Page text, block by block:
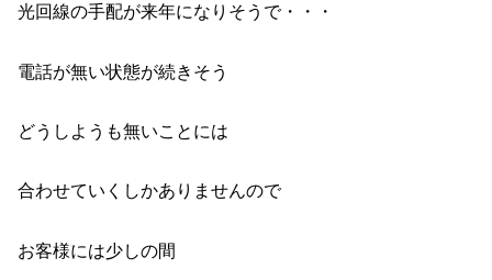
光回線の手配が来年になりそうで・・・
電話が無い状態が続きそう
どうしようも無いことには
合わせていくしかありませんので
お客様には少しの間